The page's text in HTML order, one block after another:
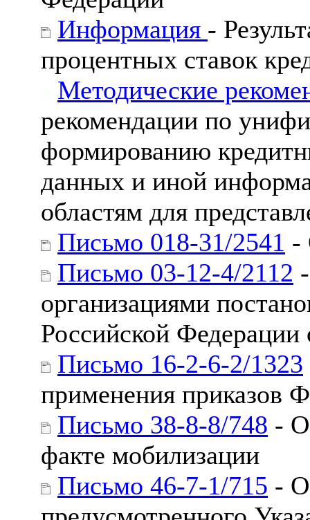
Информация -
процентных ставок
Методические
рекомендации по
формированию
данных и иной
областям для
Письмо 018-31/2541 -
Письмо 03-12-4/2112
организациями
Российской
Письмо 16-2-6-2/1323
применения приказов
Письмо 38-8-8/748 - О
факте мобилизации
Письмо 46-7-1/715 - О